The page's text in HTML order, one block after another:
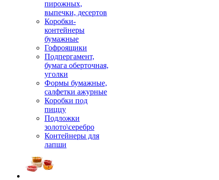
пирожных,
выпечки, десертов
Коробки-
контейнеры
бумажные
Гофроящики
Подпергамент,
бумага оберточная,
уголки
Формы бумажные,
салфетки ажурные
Коробки под
пиццу
Подложки
золото\серебро
Контейнеры для
лапши